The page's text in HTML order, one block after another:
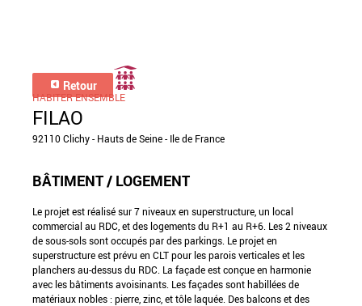
Retour
HABITER ENSEMBLE
FILAO
92110 Clichy - Hauts de Seine - Ile de France
BÂTIMENT / LOGEMENT
Le projet est réalisé sur 7 niveaux en superstructure, un local
commercial au RDC, et des logements du R+1 au R+6. Les 2 niveaux
de sous-sols sont occupés par des parkings. Le projet en
superstructure est prévu en CLT pour les parois verticales et les
planchers au-dessus du RDC. La façade est conçue en harmonie
avec les bâtiments avoisinants. Les façades sont habillées de
matériaux nobles : pierre, zinc, et tôle laquée. Des balcons et des